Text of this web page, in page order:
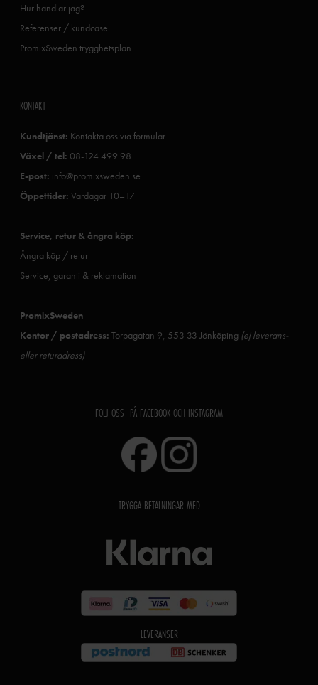
Hur handlar jag?
Referenser / kundcase
PromixSweden trygghetsplan
KONTAKT
Kundtjänst: Kontakta oss via formulär
Växel / tel: 08-124 499 98
E-post: info@promixsweden.se
Öppettider: Vardagar 10–17
Service, retur & ångra köp:
Ångra köp / retur
Service, garanti & reklamation
PromixSweden
Kontor / postadress: Torpagatan 9, 553 33 Jönköping (ej leverans-
eller returadress)
FÖLJ OSS PÅ FACEBOOK OCH INSTAGRAM
TRYGGA BETALNINGAR MED
LEVERANSER